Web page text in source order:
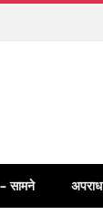
सामने अपराध